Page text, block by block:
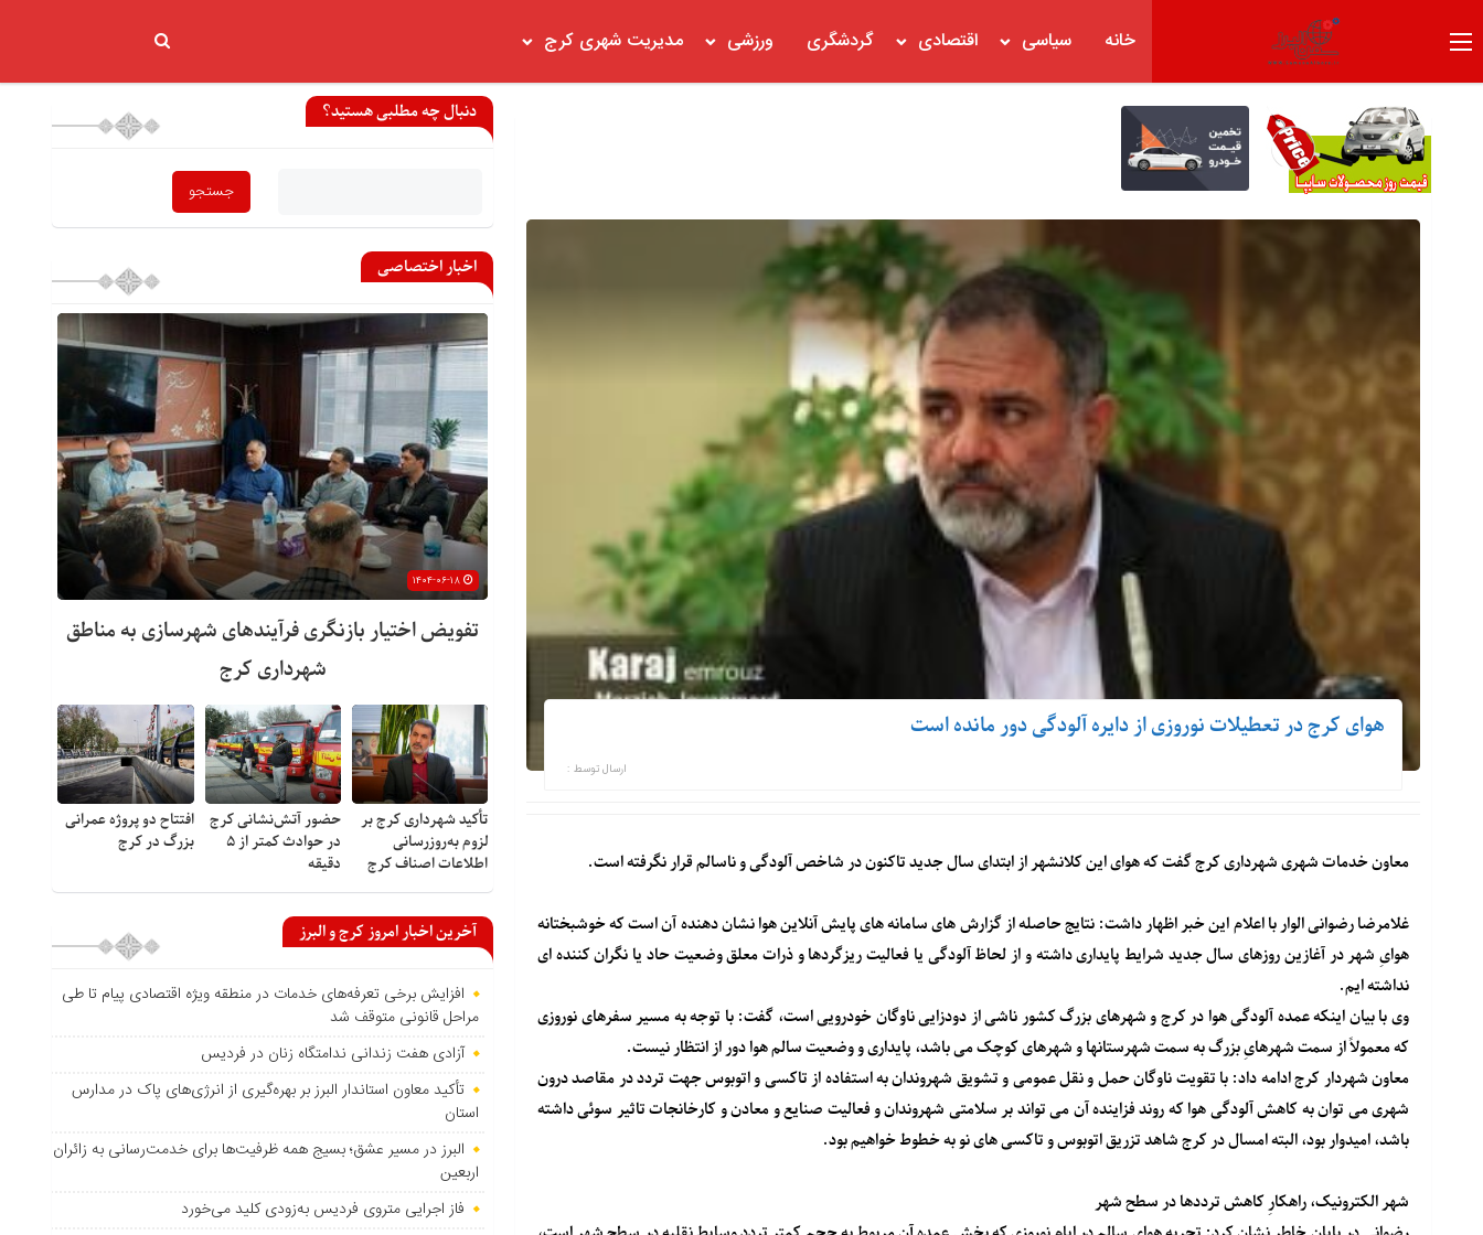
خانه سیاسی اقتصادی گردشگری ورزشی مدیریت شهری کرج
هوای کرج در تعطیلات نوروزی از دایره آلودگی دور مانده است
ارسال توسط :
معاون خدمات شهری شهرداری کرج گفت که هوای این کلانشهر از ابتدای سال جدید تاکنون در شاخص آلودگی و ناسالم قرار نگرفته است.
غلامرضا رضوانی الوار با اعلام این خبر اظهار داشت: نتایج حاصله از گزارش های سامانه های پایش آنلاین هوا نشان دهنده آن است که خوشبختانه
هوایِ شهر در آغازین روزهای سال جدید شرایط پایداری داشته و از لحاظ آلودگی یا فعالیت ریزگردها و ذرات معلق وضعیت حاد یا نگران کننده ای
نداشته ایم.
وی با بیان اینکه عمده آلودگی هوا در کرج و شهرهای بزرگ کشور ناشی از دودزایی ناوگان خودرویی است، گفت: با توجه به مسیر سفرهای نوروزی
که معمولاً از سمت شهرهایِ بزرگ به سمت شهرستانها و شهرهای کوچک می باشد، پایداری و وضعیت سالم هوا دور از انتظار نیست.
معاون شهردار کرج ادامه داد: با تقویت ناوگان حمل و نقل عمومی و تشویق شهروندان به استفاده از تاکسی و اتوبوس جهت تردد در مقاصد درون
شهری می توان به کاهش آلودگی هوا که روند فزاینده آن می تواند بر سلامتی شهروندان و فعالیت صنایع و معادن و کارخانجات تاثیر سوئی داشته
باشد، امیدوار بود، البته امسال در کرج شاهد تزریق اتوبوس و تاکسی های نو به خطوط خواهیم بود.
شهر الکترونیک، راهکارِ کاهش ترددها در سطح شهر
دنبال چه مطلبی هستید؟
اخبار اختصاصی
تفویض اختیار بازنگری فرآیندهای شهرسازی به مناطق
شهرداری کرج
تأکید شهرداری کرج بر
لزوم به‌روزرسانی
اطلاعات اصناف کرج
حضور آتش‌نشانی کرج
در حوادث کمتر از ۵
دقیقه
افتتاح دو پروژه عمرانی
بزرگ در کرج
آخرین اخبار امروز کرج و البرز
افزایش برخی تعرفه‌های خدمات در منطقه ویژه اقتصادی پیام تا طی
مراحل قانونی متوقف شد
آزادی هفت زندانی ندامتگاه زنان در فردیس
تأکید معاون استاندار البرز بر بهره‌گیری از انرژی‌های پاک در مدارس
استان
البرز در مسیر عشق؛ بسیج همه ظرفیت‌ها برای خدمت‌رسانی به زائران
اربعین
فاز اجرایی متروی فردیس به‌زودی کلید می‌خورد